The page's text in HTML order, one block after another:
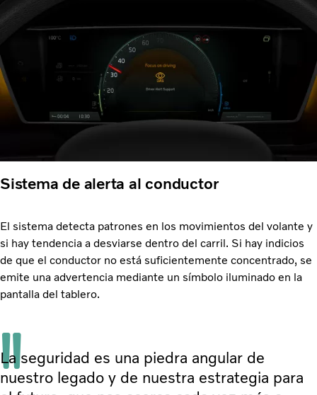
Sistema de alerta al conductor
El sistema detecta patrones en los movimientos del volante y
si hay tendencia a desviarse dentro del carril. Si hay indicios
de que el conductor no está suficientemente concentrado, se
emite una advertencia mediante un símbolo iluminado en la
pantalla del tablero.
La seguridad es una piedra angular de
nuestro legado y de nuestra estrategia para